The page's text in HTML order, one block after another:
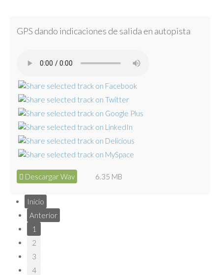
GPS dando indicaciones de salida en autopista
Descargar Wav 6.35 MB
Inicio
Anterior
1
2
3
4